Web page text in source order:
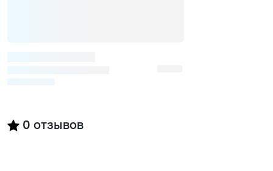
0 отзывов